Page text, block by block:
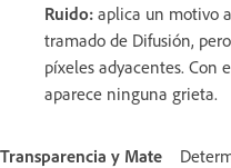
Ruido: aplica un motivo
tramado de Difusión,
píxeles adyacentes. Con
aparece ninguna grieta.
Transparencia y Mate